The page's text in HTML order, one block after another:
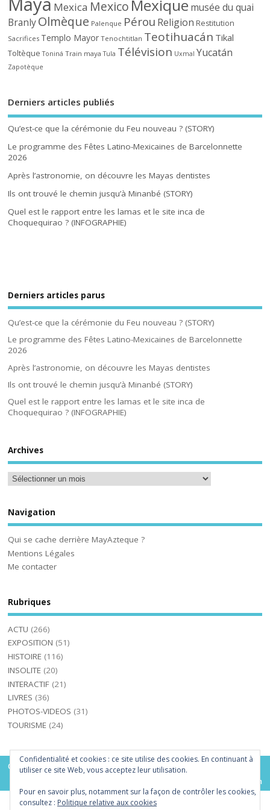
Mexica Mexico Mexique musée du quai
BranlyOlmèque Palenque Pérou Religion Restitution
Sacrifices Templo Mayor Tenochtitlan Teotihuacán Tikal
Toltèque Toniná Train maya Tula Télévision Uxmal Yucatán
Zapotèque
Derniers articles publiés
Qu’est-ce que la cérémonie du Feu nouveau ? (STORY)
Le programme des Fêtes Latino-Mexicaines de Barcelonnette
2026
Après l’astronomie, on découvre les Mayas dentistes
Ils ont trouvé le chemin jusqu’à Minanbé (STORY)
Quel est le rapport entre les lamas et le site inca de
Choquequirao ? (INFOGRAPHIE)
Derniers articles parus
Qu’est-ce que la cérémonie du Feu nouveau ? (STORY)
Le programme des Fêtes Latino-Mexicaines de Barcelonnette
2026
Après l’astronomie, on découvre les Mayas dentistes
Ils ont trouvé le chemin jusqu’à Minanbé (STORY)
Quel est le rapport entre les lamas et le site inca de
Choquequirao ? (INFOGRAPHIE)
Archives
Navigation
Qui se cache derrière MayAzteque ?
Mentions Légales
Me contacter
Rubriques
ACTU (266)
EXPOSITION (51)
HISTOIRE (116)
INSOLITE (20)
INTERACTIF (21)
LIVRES (36)
PHOTOS-VIDEOS (31)
TOURISME (24)
Copyright ©2026. MayAzteque
Mesocolumn Theme by Dezzain
Confidentialité et cookies : ce site utilise des cookies. En continuant à
utiliser ce site Web, vous acceptez leur utilisation.
Pour en savoir plus, notamment sur la façon de contrôler les cookies,
consultez : Politique relative aux cookies